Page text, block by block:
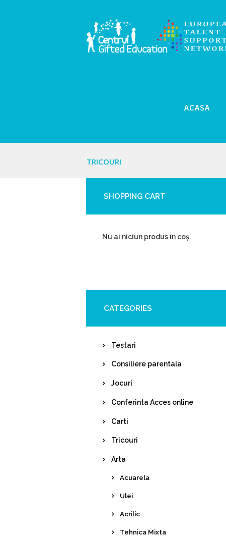
ACASA
TRICOURI
SHOPPING CART
Nu ai niciun produs în coș.
CATEGORIES
Testari
Consiliere parentala
Jocuri
Conferinta Acces online
Carti
Tricouri
Arta
Acuarela
Ulei
Acrilic
Tehnica Mixta